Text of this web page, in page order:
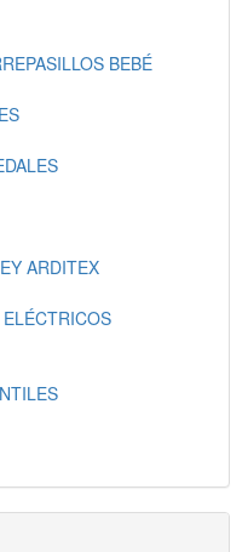
BEBÉ
ARDITEX